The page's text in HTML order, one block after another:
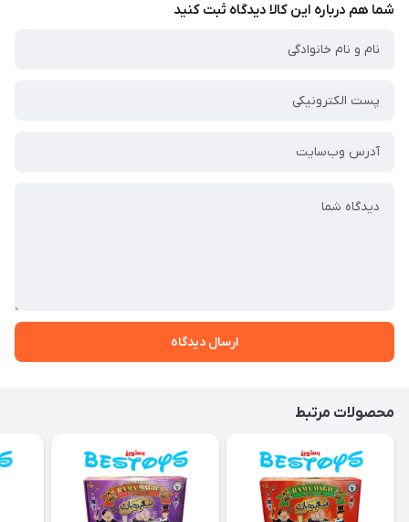
شما هم درباره این کالا دیدگاه ثبت کنید
ارسال دیدگاه
محصولات مرتبط